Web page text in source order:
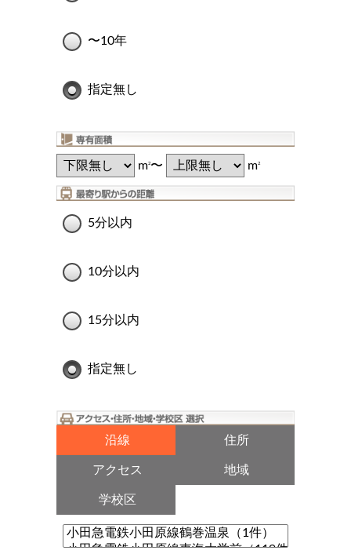
〜10年
指定無し
m2〜 m2
5分以内
10分以内
15分以内
指定無し
沿線 住所
アクセス 地域
学校区